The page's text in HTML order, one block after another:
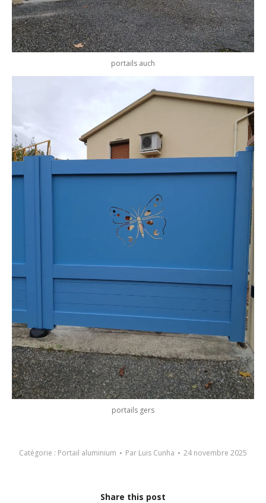
portails auch
portails gers
Catégorie : Portail aluminium Par Luis Cunha 24 novembre 2025
Share this post